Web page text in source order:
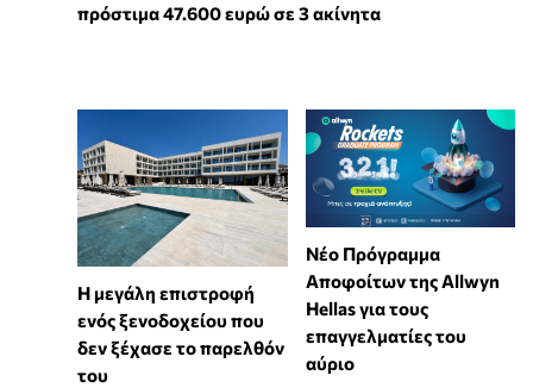
πρόστιμα 47.600 ευρώ σε 3 ακίνητα
Η μεγάλη επιστροφή
ενός ξενοδοχείου που
δεν ξέχασε το παρελθόν
του
Νέο Πρόγραμμα
Αποφοίτων της Allwyn
Hellas για τους
επαγγελματίες του
αύριο